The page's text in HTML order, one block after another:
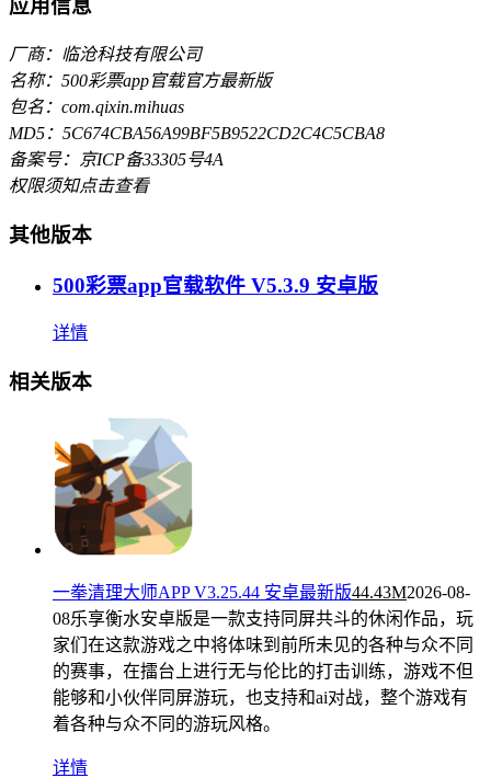
应用信息
厂商：临沧科技有限公司
名称：500彩票app官载官方最新版
包名：com.qixin.mihuas
MD5：5C674CBA56A99BF5B9522CD2C4C5CBA8
备案号：京ICP备33305号4A
权限须知点击查看
其他版本
500彩票app官载软件 V5.3.9 安卓版
详情
相关版本
一拳清理大师APP V3.25.44 安卓最新版44.43M2026-08-
08乐享衡水安卓版是一款支持同屏共斗的休闲作品，玩
家们在这款游戏之中将体味到前所未见的各种与众不同
的赛事，在擂台上进行无与伦比的打击训练，游戏不但
能够和小伙伴同屏游玩，也支持和ai对战，整个游戏有
着各种与众不同的游玩风格。
详情